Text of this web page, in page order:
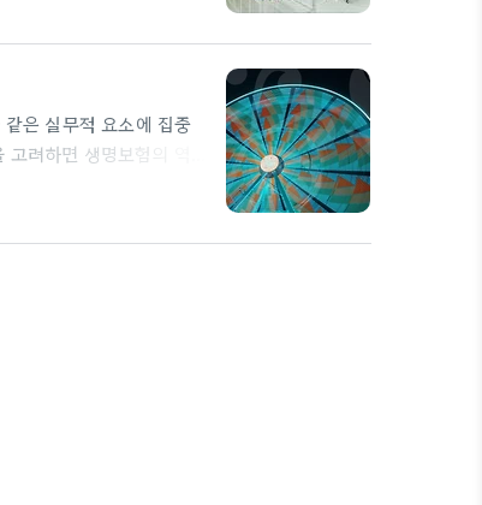
나오는 돈에 과도한 비
고민하게 되는 것도 이
은 실무적 요소에 집중
려하면 생명보험의 역
일입니다. 정기보험은
비용을 대신할 수 있는